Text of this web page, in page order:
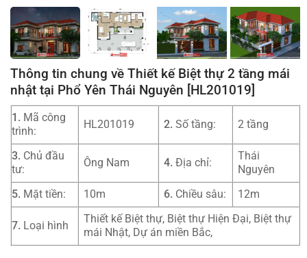
Thông tin chung về Thiết kế Biệt thự 2 tầng mái
nhật tại Phổ Yên Thái Nguyên [HL201019]
1. Mã công
trình:
HL201019 2. Số tầng: 2 tầng
3. Chủ đầu
tư:
Ông Nam 4. Địa chỉ:
Thái
Nguyên
5. Mặt tiền: 10m 6. Chiều sâu: 12m
7. Loại hình
Thiết kế Biệt thự, Biệt thự Hiện Đại, Biệt thự
mái Nhật, Dự án miền Bắc,